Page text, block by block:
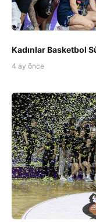
Kadınlar Basketbol
4 ay önce